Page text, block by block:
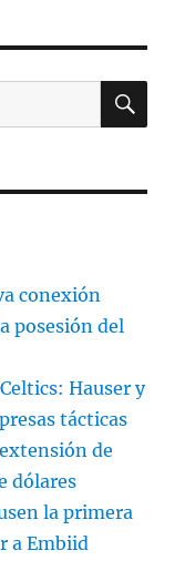
conexión
posesión del
Hauser y
tácticas
de
dólares
la primera
a Embiid